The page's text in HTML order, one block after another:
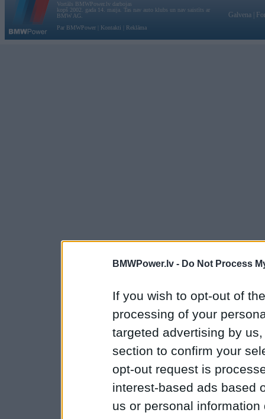
BMWPower.lv - Do Not Process
If you wish to opt-out of
processing of your
targeted advertising by
section to confirm your
opt-out request is
interest-based ads based
us or personal
Vortāls BMWPower.lv darbojas
kopš 2002. gada 14. maija. Tas nav auto klubs un nav saistīts ar
BMW AG.
Par BMWPower
Kontakti Reklāma
Galvena